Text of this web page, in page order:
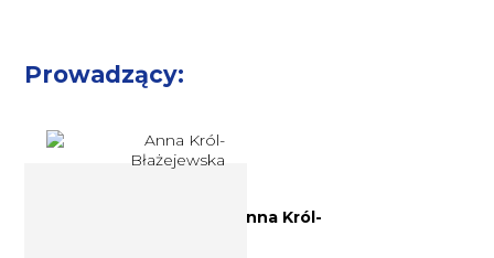
Prowadzący:
Doświadczony księgowy Anna Król-